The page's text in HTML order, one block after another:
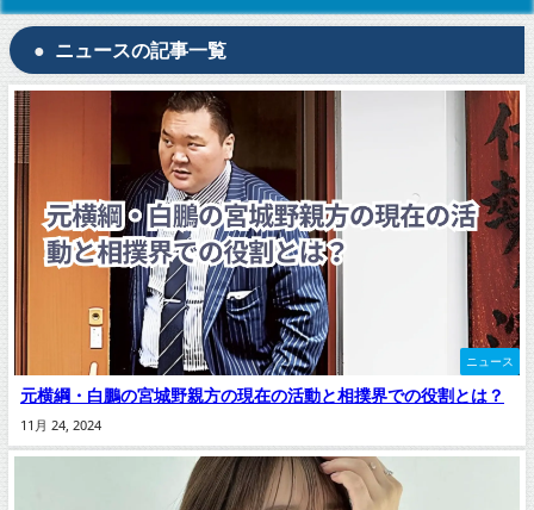
ニュースの記事一覧
ニュース
元横綱・白鵬の宮城野親方の現在の活動と相撲界での役割とは？
11月 24, 2024